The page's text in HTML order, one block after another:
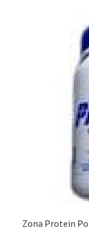
Zona Protein